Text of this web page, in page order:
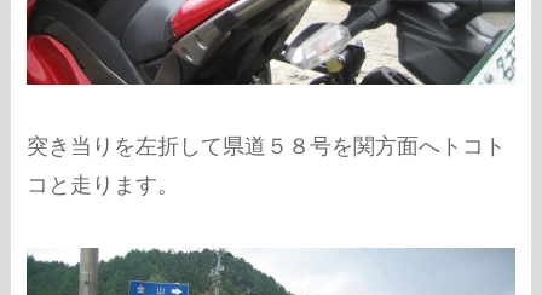
突き当りを左折して県道５８号を関方面へトコト
コと走ります。